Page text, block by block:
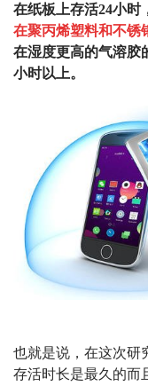
在纸板上存活24小时
在聚丙烯塑料和不锈
在湿度更高的气溶胶
小时以上。
也就是说，在这次研
存活时长是最久的而